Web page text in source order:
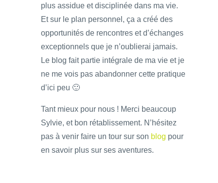
plus assidue et disciplinée dans ma vie.
Et sur le plan personnel, ça a créé des
opportunités de rencontres et d’échanges
exceptionnels que je n’oublierai jamais.
Le blog fait partie intégrale de ma vie et je
ne me vois pas abandonner cette pratique
d’ici peu 🙂
Tant mieux pour nous ! Merci beaucoup
Sylvie, et bon rétablissement. N’hésitez
pas à venir faire un tour sur son blog pour
en savoir plus sur ses aventures.